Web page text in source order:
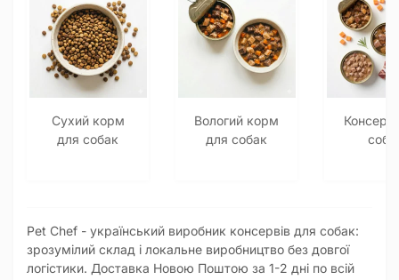
Сухий корм
для собак
Вологий корм
для собак
Pet Chef - український виробник консервів для собак:
зрозумілий склад і локальне виробництво без довгої
логістики. Доставка Новою Поштою за 1-2 дні по всій